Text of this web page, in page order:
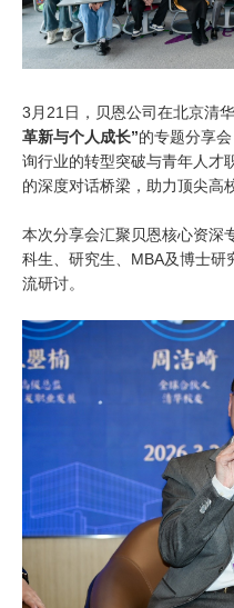
3月21日，贝恩公司在北京清
革新与个人成长”的专题分享
询行业的转型突破与青年人才
的深度对话桥梁，助力顶尖高
本次分享会汇聚贝恩核心资深
科生、研究生、 MBA及博士研
流研讨。